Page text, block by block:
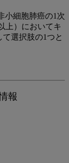
小細胞肺癌の1次
上）においてキ
選択肢の1つと
報